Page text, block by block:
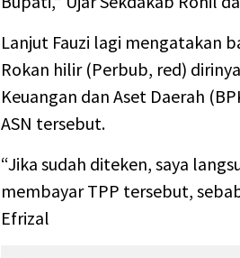
Lanjut Fauzi lagi mengatakan
Rokan hilir (Perbub, red)
Keuangan dan Aset Daerah
ASN tersebut.
“Jika sudah diteken, saya
membayar TPP tersebut,
Efrizal